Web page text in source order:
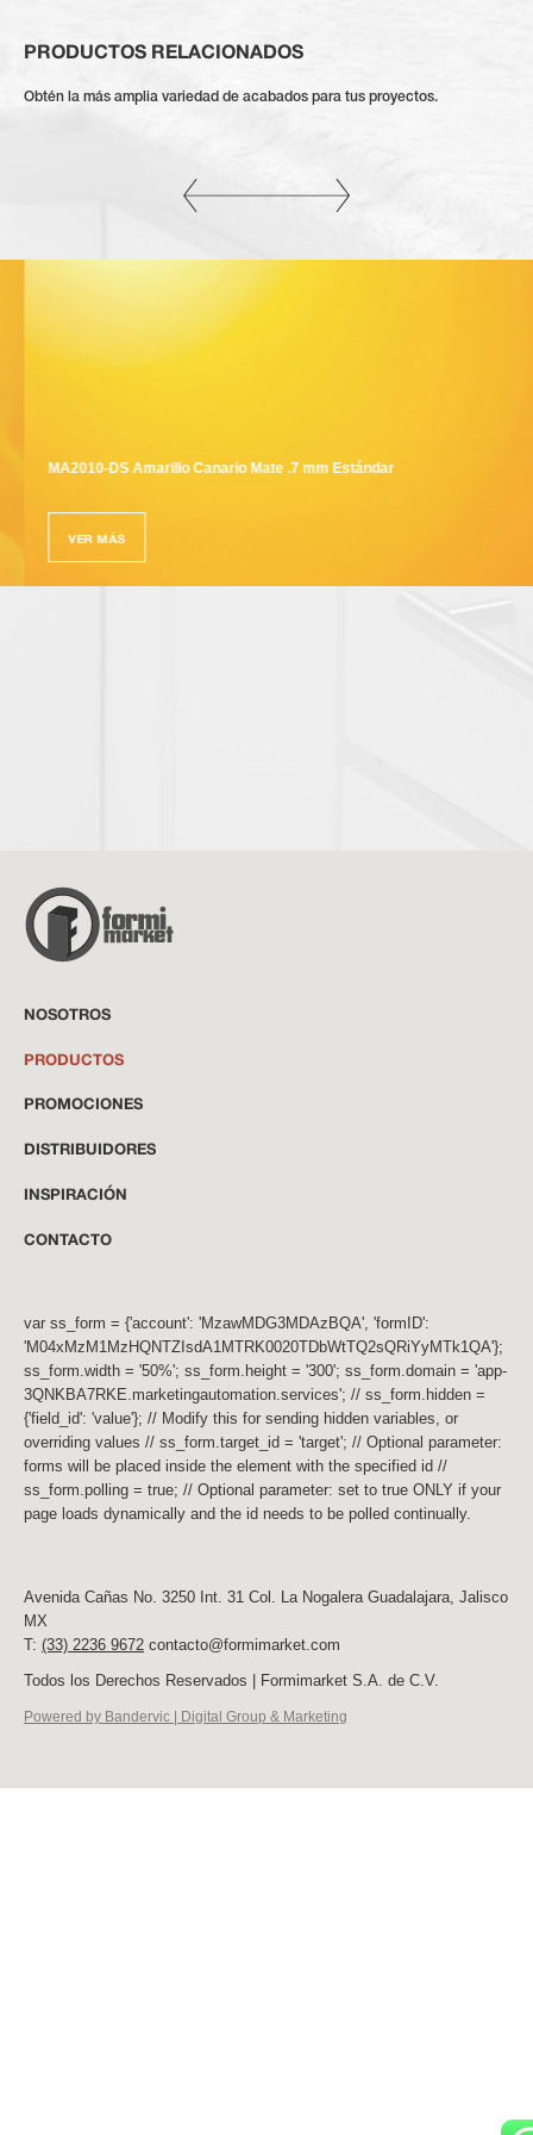
PRODUCTOS RELACIONADOS
Obtén la más amplia variedad de acabados para tus proyectos.
MA2010-DS Amarillo Canario Mate .7 mm Estándar
VER MÁS
NOSOTROS
PRODUCTOS
PROMOCIONES
DISTRIBUIDORES
INSPIRACIÓN
CONTACTO
var ss_form = {'account': 'MzawMDG3MDAzBQA', 'formID':
'M04xMzM1MzHQNTZIsdA1MTRK0020TDbWtTQ2sQRiYyMTk1QA'};
ss_form.width = '50%'; ss_form.height = '300'; ss_form.domain = 'app-
3QNKBA7RKE.marketingautomation.services'; // ss_form.hidden =
{'field_id': 'value'}; // Modify this for sending hidden variables, or
overriding values // ss_form.target_id = 'target'; // Optional parameter:
forms will be placed inside the element with the specified id //
ss_form.polling = true; // Optional parameter: set to true ONLY if your
page loads dynamically and the id needs to be polled continually.
Avenida Cañas No. 3250 Int. 31 Col. La Nogalera Guadalajara, Jalisco
MX
T: (33) 2236 9672 contacto@formimarket.com
Todos los Derechos Reservados | Formimarket S.A. de C.V.
Powered by Bandervic | Digital Group & Marketing